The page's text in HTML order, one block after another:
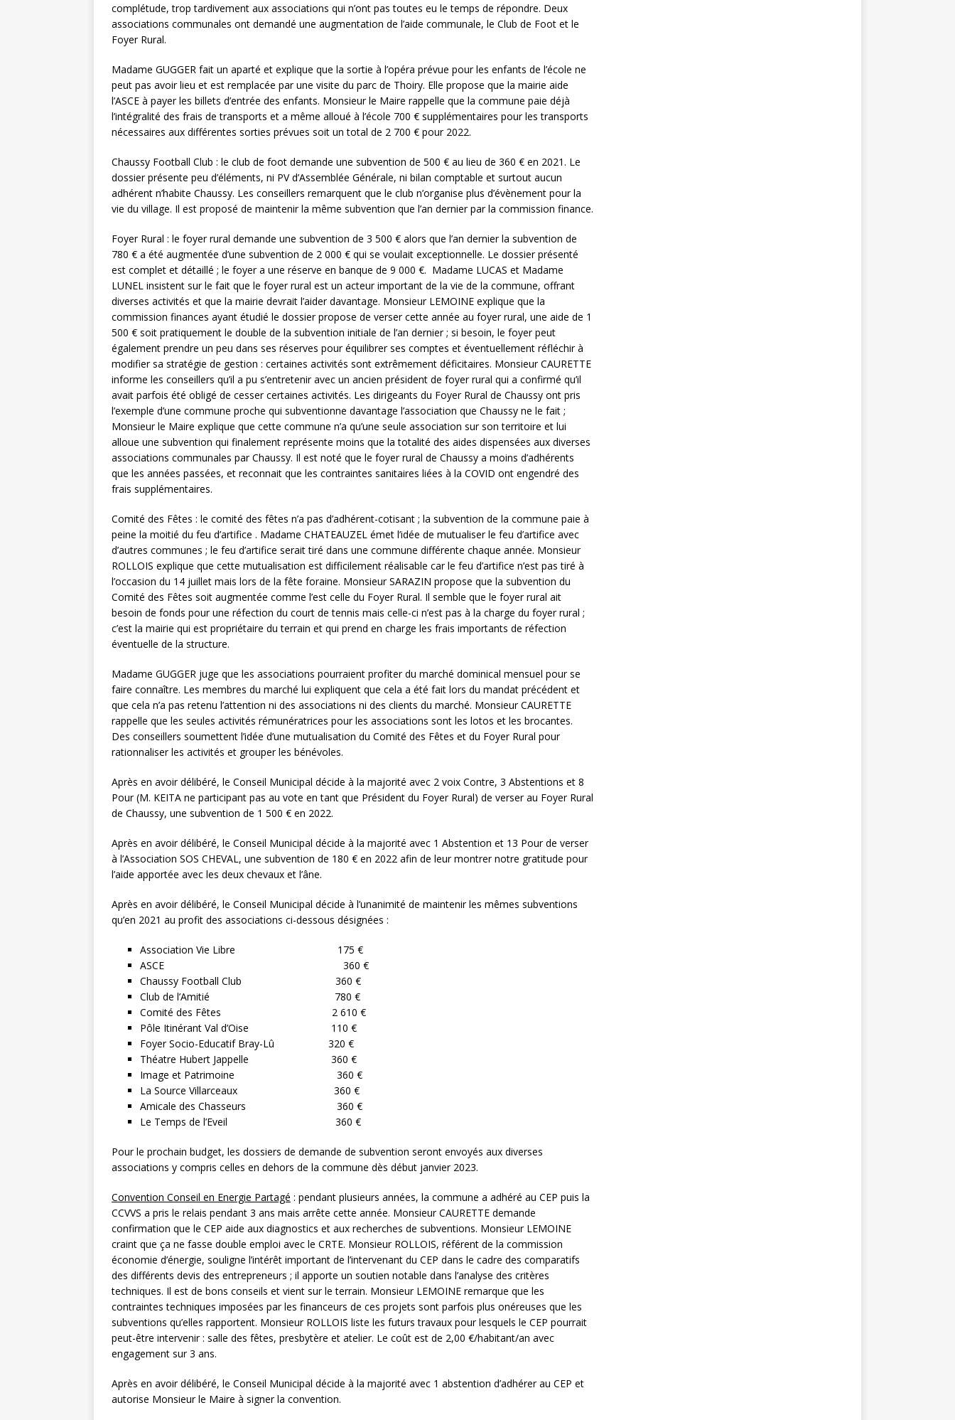
complétude, trop tardivement aux associations qui n’ont pas toutes eu le temps de répondre. Deux
associations communales ont demandé une augmentation de l’aide communale, le Club de Foot et le
Foyer Rural.
Madame GUGGER fait un aparté et explique que la sortie à l’opéra prévue pour les enfants de l’école ne
peut pas avoir lieu et est remplacée par une visite du parc de Thoiry. Elle propose que la mairie aide
l’ASCE à payer les billets d’entrée des enfants. Monsieur le Maire rappelle que la commune paie déjà
l’intégralité des frais de transports et a même alloué à l’école 700 € supplémentaires pour les transports
nécessaires aux différentes sorties prévues soit un total de 2 700 € pour 2022.
Chaussy Football Club : le club de foot demande une subvention de 500 € au lieu de 360 € en 2021. Le
dossier présente peu d’éléments, ni PV d’Assemblée Générale, ni bilan comptable et surtout aucun
adhérent n’habite Chaussy. Les conseillers remarquent que le club n’organise plus d’évènement pour la
vie du village. Il est proposé de maintenir la même subvention que l’an dernier par la commission finance.
Foyer Rural : le foyer rural demande une subvention de 3 500 € alors que l’an dernier la subvention de
780 € a été augmentée d’une subvention de 2 000 € qui se voulait exceptionnelle. Le dossier présenté
est complet et détaillé ; le foyer a une réserve en banque de 9 000 €. Madame LUCAS et Madame
LUNEL insistent sur le fait que le foyer rural est un acteur important de la vie de la commune, offrant
diverses activités et que la mairie devrait l’aider davantage. Monsieur LEMOINE explique que la
commission finances ayant étudié le dossier propose de verser cette année au foyer rural, une aide de 1
500 € soit pratiquement le double de la subvention initiale de l’an dernier ; si besoin, le foyer peut
également prendre un peu dans ses réserves pour équilibrer ses comptes et éventuellement réfléchir à
modifier sa stratégie de gestion : certaines activités sont extrêmement déficitaires. Monsieur CAURETTE
informe les conseillers qu’il a pu s’entretenir avec un ancien président de foyer rural qui a confirmé qu’il
avait parfois été obligé de cesser certaines activités. Les dirigeants du Foyer Rural de Chaussy ont pris
l’exemple d’une commune proche qui subventionne davantage l’association que Chaussy ne le fait ;
Monsieur le Maire explique que cette commune n’a qu’une seule association sur son territoire et lui
alloue une subvention qui finalement représente moins que la totalité des aides dispensées aux diverses
associations communales par Chaussy. Il est noté que le foyer rural de Chaussy a moins d’adhérents
que les années passées, et reconnait que les contraintes sanitaires liées à la COVID ont engendré des
frais supplémentaires.
Comité des Fêtes : le comité des fêtes n’a pas d’adhérent-cotisant ; la subvention de la commune paie à
peine la moitié du feu d’artifice . Madame CHATEAUZEL émet l’idée de mutualiser le feu d’artifice avec
d’autres communes ; le feu d’artifice serait tiré dans une commune différente chaque année. Monsieur
ROLLOIS explique que cette mutualisation est difficilement réalisable car le feu d’artifice n’est pas tiré à
l’occasion du 14 juillet mais lors de la fête foraine. Monsieur SARAZIN propose que la subvention du
Comité des Fêtes soit augmentée comme l’est celle du Foyer Rural. Il semble que le foyer rural ait
besoin de fonds pour une réfection du court de tennis mais celle-ci n’est pas à la charge du foyer rural ;
c’est la mairie qui est propriétaire du terrain et qui prend en charge les frais importants de réfection
éventuelle de la structure.
Madame GUGGER juge que les associations pourraient profiter du marché dominical mensuel pour se
faire connaître. Les membres du marché lui expliquent que cela a été fait lors du mandat précédent et
que cela n’a pas retenu l’attention ni des associations ni des clients du marché. Monsieur CAURETTE
rappelle que les seules activités rémunératrices pour les associations sont les lotos et les brocantes.
Des conseillers soumettent l’idée d’une mutualisation du Comité des Fêtes et du Foyer Rural pour
rationnaliser les activités et grouper les bénévoles.
Après en avoir délibéré, le Conseil Municipal décide à la majorité avec 2 voix Contre, 3 Abstentions et 8
Pour (M. KEITA ne participant pas au vote en tant que Président du Foyer Rural) de verser au Foyer Rural
de Chaussy, une subvention de 1 500 € en 2022.
Après en avoir délibéré, le Conseil Municipal décide à la majorité avec 1 Abstention et 13 Pour de verser
à l’Association SOS CHEVAL, une subvention de 180 € en 2022 afin de leur montrer notre gratitude pour
l’aide apportée avec les deux chevaux et l’âne.
Après en avoir délibéré, le Conseil Municipal décide à l’unanimité de maintenir les mêmes subventions
qu’en 2021 au profit des associations ci-dessous désignées :
Association Vie Libre 175 €
ASCE 360 €
Chaussy Football Club 360 €
Club de l’Amitié 780 €
Comité des Fêtes 2 610 €
Pôle Itinérant Val d’Oise 110 €
Foyer Socio-Educatif Bray-Lû 320 €
Théatre Hubert Jappelle 360 €
Image et Patrimoine 360 €
La Source Villarceaux 360 €
Amicale des Chasseurs 360 €
Le Temps de l’Eveil 360 €
Pour le prochain budget, les dossiers de demande de subvention seront envoyés aux diverses
associations y compris celles en dehors de la commune dès début janvier 2023.
Convention Conseil en Energie Partagé : pendant plusieurs années, la commune a adhéré au CEP puis la
CCVVS a pris le relais pendant 3 ans mais arrête cette année. Monsieur CAURETTE demande
confirmation que le CEP aide aux diagnostics et aux recherches de subventions. Monsieur LEMOINE
craint que ça ne fasse double emploi avec le CRTE. Monsieur ROLLOIS, référent de la commission
économie d’énergie, souligne l’intérêt important de l’intervenant du CEP dans le cadre des comparatifs
des différents devis des entrepreneurs ; il apporte un soutien notable dans l’analyse des critères
techniques. Il est de bons conseils et vient sur le terrain. Monsieur LEMOINE remarque que les
contraintes techniques imposées par les financeurs de ces projets sont parfois plus onéreuses que les
subventions qu’elles rapportent. Monsieur ROLLOIS liste les futurs travaux pour lesquels le CEP pourrait
peut-être intervenir : salle des fêtes, presbytère et atelier. Le coût est de 2,00 €/habitant/an avec
engagement sur 3 ans.
Après en avoir délibéré, le Conseil Municipal décide à la majorité avec 1 abstention d’adhérer au CEP et
autorise Monsieur le Maire à signer la convention.